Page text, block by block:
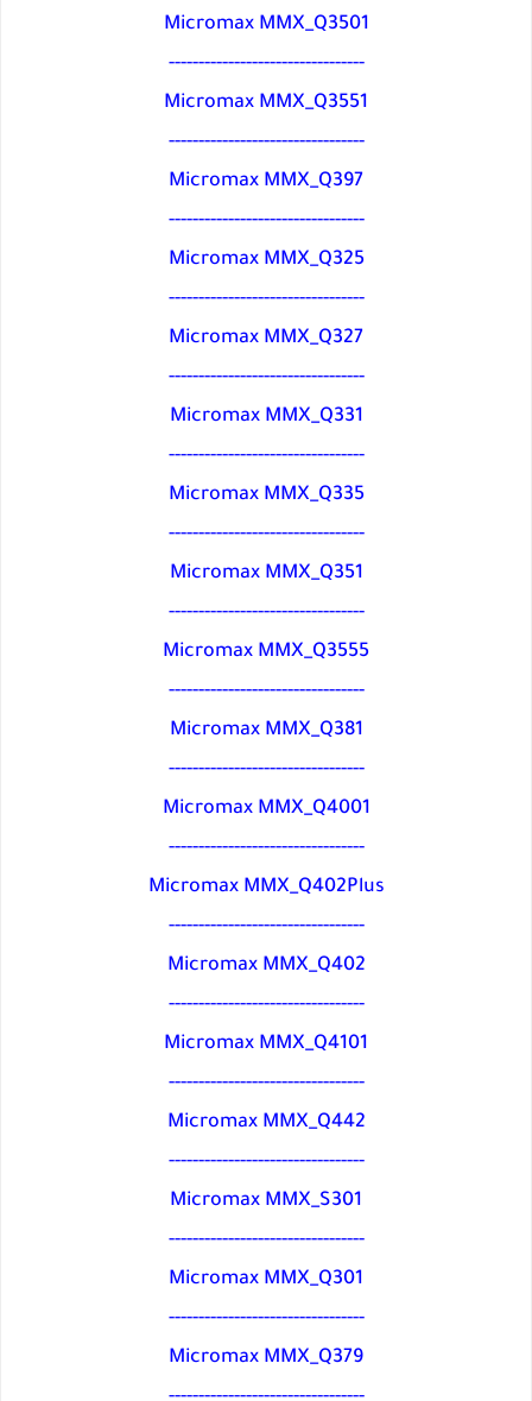
Micromax MMX_Q3501
---------------------------------
Micromax MMX_Q3551
---------------------------------
Micromax MMX_Q397
---------------------------------
Micromax MMX_Q325
---------------------------------
Micromax MMX_Q327
---------------------------------
Micromax MMX_Q331
---------------------------------
Micromax MMX_Q335
---------------------------------
Micromax MMX_Q351
---------------------------------
Micromax MMX_Q3555
---------------------------------
Micromax MMX_Q381
---------------------------------
Micromax MMX_Q4001
---------------------------------
Micromax MMX_Q402Plus
---------------------------------
Micromax MMX_Q402
---------------------------------
Micromax MMX_Q4101
---------------------------------
Micromax MMX_Q442
---------------------------------
Micromax MMX_S301
---------------------------------
Micromax MMX_Q301
---------------------------------
Micromax MMX_Q379